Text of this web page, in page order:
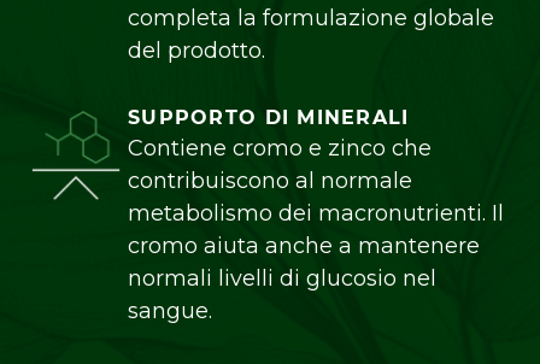
completa la formulazione globale
del prodotto.
SUPPORTO DI MINERALI
Contiene cromo e zinco che
contribuiscono al normale
metabolismo dei macronutrienti. Il
cromo aiuta anche a mantenere
normali livelli di glucosio nel
sangue.